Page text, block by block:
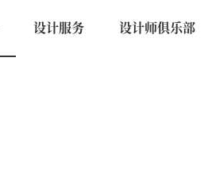
设计服务 设计师俱乐部